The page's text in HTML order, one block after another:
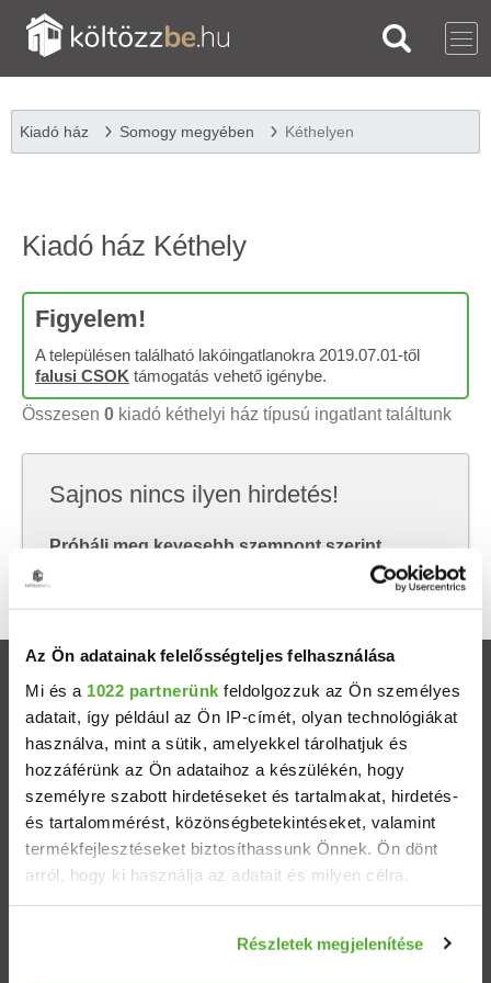
Az Ön adatainak felelősségteljes felhasználása
Mi és a 1022 partnerünk feldolgozzuk az Ön személyes
adatait, így például az Ön IP-címét, olyan technológiákat
használva, mint a sütik, amelyekkel tárolhatjuk és
hozzáférünk az Ön adataihoz a készülékén, hogy
személyre szabott hirdetéseket és tartalmakat, hirdetés-
és tartalommérést, közönségbetekintéseket, valamint
termékfejlesztéseket biztosíthassunk Önnek. Ön dönt
arról, hogy ki használja az adatait és milyen célra.
Információgyűjtés az Ön földrajzi elhelyezkedéséről
Részletek megjelenítése
Kiadó ház Somogy megyében Kéthelyen
Kiadó ház Kéthely
Figyelem!
A településen található lakóingatlanokra 2019.07.01-től
falusi CSOK támogatás vehető igénybe.
Összesen 0 kiadó kéthelyi ház típusú ingatlant találtunk
Sajnos nincs ilyen hirdetés!
Próbálj meg kevesebb szempont szerint
keresni, hátha akkor megtalálod, amit keresel.
Ingatlanok
Eladó házak
Eladó lakások
Települések